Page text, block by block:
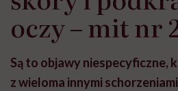
oczy – mit nr
Są to objawy niespecyficzne,
z wieloma innymi